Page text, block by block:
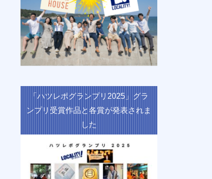
「ハツレポグランプリ2025」グラ
ンプリ受賞作品と各賞が発表されま
した